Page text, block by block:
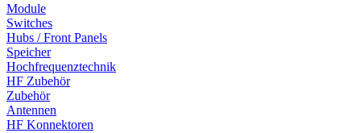
Module
Switches
Hubs / Front Panels
Speicher
Hochfrequenztechnik
HF Zubehör
Zubehör
Antennen
HF Konnektoren